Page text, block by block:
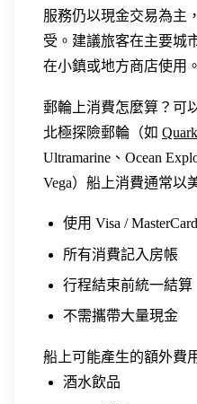
服務仍以現金交易為主
受。建議旅客在主要城
在小鎮或地方商店使用。
郵輪上消費怎麼算？可
北極探險郵輪（如
Ultramarine、Ocean
Vega）船上消費通常以
使用 Visa / MasterCard
所有消費記入房帳
行程結束前統一結算
不需攜帶大量現金
船上可能產生的額外費
酒水飲品